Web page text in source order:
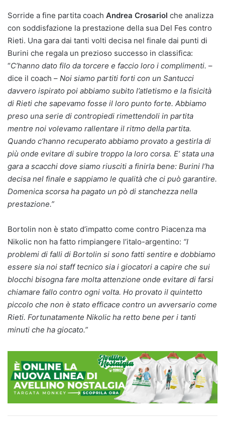
Sorride a fine partita coach Andrea Crosariol che analizza
con soddisfazione la prestazione della sua Del Fes contro
Rieti. Una gara dai tanti volti decisa nel finale dai punti di
Burini che regala un prezioso successo in classifica:
“C’hanno dato filo da torcere e faccio loro i complimenti. –
dice il coach – Noi siamo partiti forti con un Santucci
davvero ispirato poi abbiamo subito l’atletismo e la fisicità
di Rieti che sapevamo fosse il loro punto forte. Abbiamo
preso una serie di contropiedi rimettendoli in partita
mentre noi volevamo rallentare il ritmo della partita.
Quando c’hanno recuperato abbiamo provato a gestirla di
più onde evitare di subire troppo la loro corsa. E’ stata una
gara a scacchi dove siamo riusciti a finirla bene: Burini l’ha
decisa nel finale e sappiamo le qualità che ci può garantire.
Domenica scorsa ha pagato un pò di stanchezza nella
prestazione.”
Bortolin non è stato d’impatto come contro Piacenza ma
Nikolic non ha fatto rimpiangere l’italo-argentino: “I
problemi di falli di Bortolin si sono fatti sentire e dobbiamo
essere sia noi staff tecnico sia i giocatori a capire che sui
blocchi bisogna fare molta attenzione onde evitare di farsi
chiamare fallo contro ogni volta. Ho provato il quintetto
piccolo che non è stato efficace contro un avversario come
Rieti. Fortunatamente Nikolic ha retto bene per i tanti
minuti che ha giocato.”